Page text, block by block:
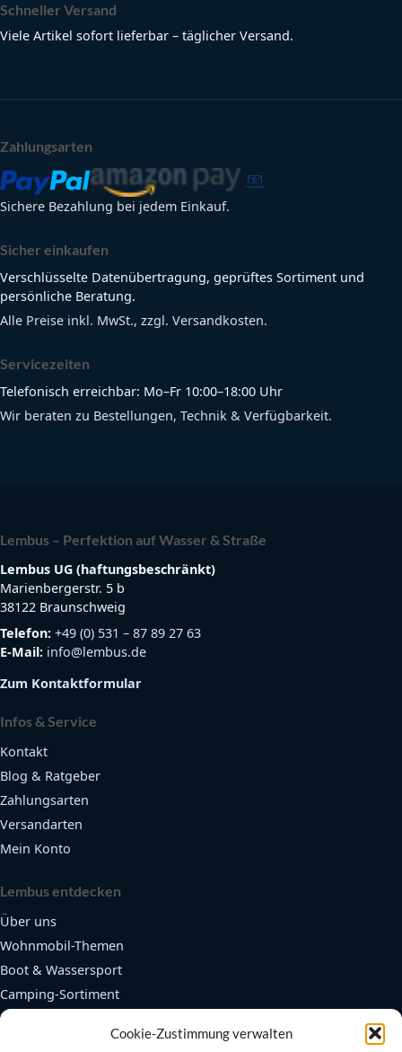
Cookie-Zustimmung verwalten
Schneller Versand
Viele Artikel sofort lieferbar – täglicher Versand.
Zahlungsarten
Sichere Bezahlung bei jedem Einkauf.
Sicher einkaufen
Verschlüsselte Datenübertragung, geprüftes Sortiment und
persönliche Beratung.
Alle Preise inkl. MwSt., zzgl. Versandkosten.
Servicezeiten
Telefonisch erreichbar: Mo–Fr 10:00–18:00 Uhr
Wir beraten zu Bestellungen, Technik & Verfügbarkeit.
Lembus – Perfektion auf Wasser & Straße
Lembus UG (haftungsbeschränkt)
Marienbergerstr. 5 b
38122 Braunschweig
Telefon: +49 (0) 531 – 87 89 27 63
E-Mail: info@lembus.de
Zum Kontaktformular
Infos & Service
Kontakt
Blog & Ratgeber
Zahlungsarten
Versandarten
Mein Konto
Lembus entdecken
Über uns
Wohnmobil-Themen
Boot & Wassersport
Camping-Sortiment
Fendertex Fender